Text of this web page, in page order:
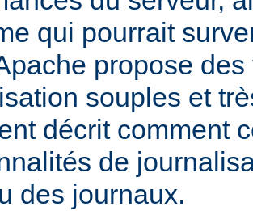
qui pourrait
propose
souples et
décrit comment
de
des journaux.